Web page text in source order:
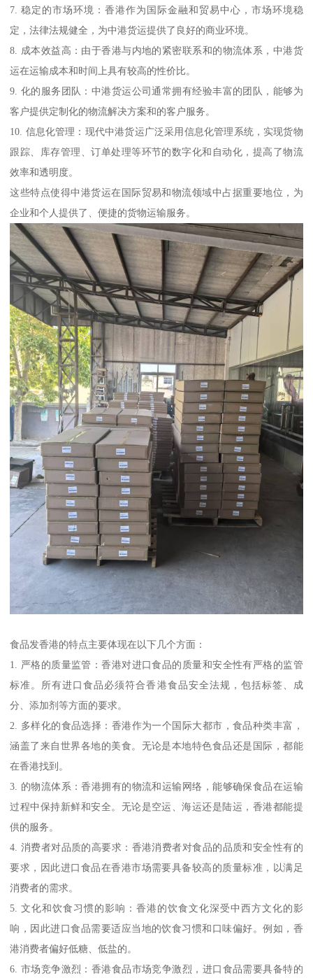
7. 稳定的市场环境：香港作为国际金融和贸易中心，市场环境稳
定，法律法规健全，为中港货运提供了良好的商业环境。
8. 成本效益高：由于香港与内地的紧密联系和的物流体系，中港货
运在运输成本和时间上具有较高的性价比。
9. 化的服务团队：中港货运公司通常拥有经验丰富的团队，能够为
客户提供定制化的物流解决方案和的客户服务。
10. 信息化管理：现代中港货运广泛采用信息化管理系统，实现货物
跟踪、库存管理、订单处理等环节的数字化和自动化，提高了物流
效率和透明度。
这些特点使得中港货运在国际贸易和物流领域中占据重要地位，为
企业和个人提供了、便捷的货物运输服务。
食品发香港的特点主要体现在以下几个方面：
1. 严格的质量监管：香港对进口食品的质量和安全性有严格的监管
标准。所有进口食品必须符合香港食品安全法规，包括标签、成
分、添加剂等方面的要求。
2. 多样化的食品选择：香港作为一个国际大都市，食品种类丰富，
涵盖了来自世界各地的美食。无论是本地特色食品还是国际，都能
在香港找到。
3. 的物流体系：香港拥有的物流和运输网络，能够确保食品在运输
过程中保持新鲜和安全。无论是空运、海运还是陆运，香港都能提
供的服务。
4. 消费者对品质的高要求：香港消费者对食品的品质和安全性有的
要求，因此进口食品在香港市场需要具备较高的质量标准，以满足
消费者的需求。
5. 文化和饮食习惯的影响：香港的饮食文化深受中西方文化的影
响，因此进口食品需要适应当地的饮食习惯和口味偏好。例如，香
港消费者偏好低糖、低盐的。
6. 市场竞争激烈：香港食品市场竞争激烈，进口食品需要具备特的